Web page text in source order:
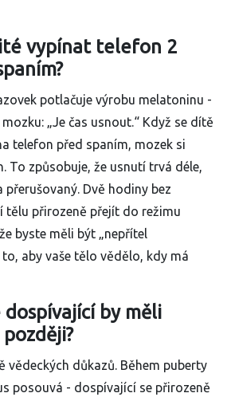
vypínat telefon 2
potlačuje výrobu melatoninu -
„Je čas usnout.“ Když se dítě
telefon před spaním, mozek si
To způsobuje, že usnutí trvá déle,
přerušovaný. Dvě hodiny bez
tělu přirozeně přejít do režimu
byste měli být „nepřítel
aby vaše tělo vědělo, kdy má
dospívající by měli
vědeckých důkazů. Během puberty
posouvá - dospívající se přirozeně